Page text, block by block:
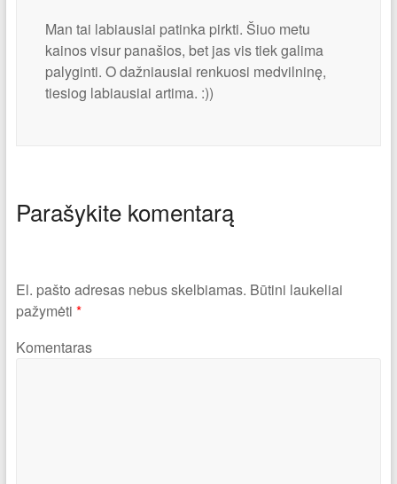
Man tai labiausiai patinka pirkti. Šiuo metu
kainos visur panašios, bet jas vis tiek galima
palyginti. O dažniausiai renkuosi medvilninę,
tiesiog labiausiai artima. :))
Parašykite komentarą
El. pašto adresas nebus skelbiamas. Būtini laukeliai
pažymėti *
Komentaras